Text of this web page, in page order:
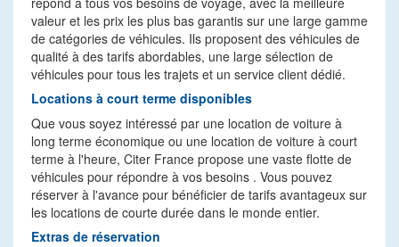
valeur et les prix les plus bas garantis sur une large gamme
de catégories de véhicules. Ils proposent des véhicules de
qualité à des tarifs abordables, une large sélection de
véhicules pour tous les trajets et un service client dédié.
Locations à court terme disponibles
Que vous soyez intéressé par une location de voiture à
long terme économique ou une location de voiture à court
terme à l'heure, Citer France propose une vaste flotte de
véhicules pour répondre à vos besoins . Vous pouvez
réserver à l'avance pour bénéficier de tarifs avantageux sur
les locations de courte durée dans le monde entier.
Extras de réservation